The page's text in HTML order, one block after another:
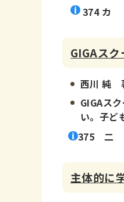
374 カ
GIGAス
西川 純
GIGAス
い。子ど
375 二
主体的に